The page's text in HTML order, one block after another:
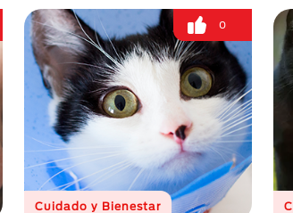
0
Cuidado y Bienestar